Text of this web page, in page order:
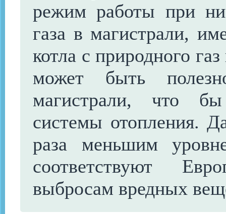
режим работы при
газа в магистрали,
котла с природного
может быть
магистрали, что бы
системы отопления.
раза меньшим
соответствуют
выбросам вредных